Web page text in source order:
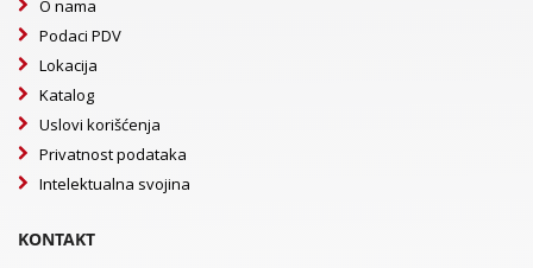
O nama
Podaci PDV
Lokacija
Katalog
Uslovi korišćenja
Privatnost podataka
Intelektualna svojina
KONTAKT